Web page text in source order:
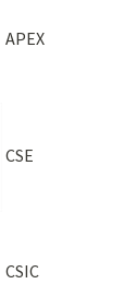
APEX
CSE
CSIC